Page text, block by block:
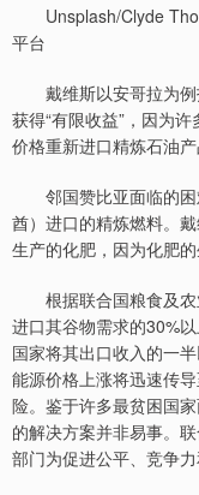
Unsplash/Clyde
平台
戴维斯以安哥拉为例
获得“有限收益”，因为
价格重新进口精炼石油产
邻国赞比亚面临的困
酋）进口的精炼燃料。
生产的化肥，因为化肥
根据联合国粮食及农
进口其谷物需求的30%
国家将其出口收入的一
能源价格上涨将迅速传
险。鉴于许多最贫困国
的解决方案并非易事。
部门为促进公平、竞争力